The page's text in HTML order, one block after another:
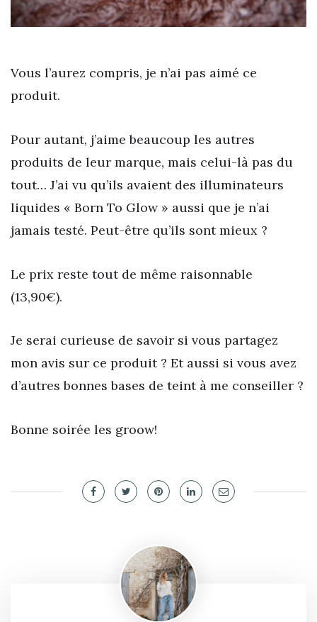
Vous l’aurez compris, je n’ai pas aimé ce
produit.
Pour autant, j’aime beaucoup les autres
produits de leur marque, mais celui-là pas du
tout… J’ai vu qu’ils avaient des illuminateurs
liquides « Born To Glow » aussi que je n’ai
jamais testé. Peut-être qu’ils sont mieux ?
Le prix reste tout de même raisonnable
(13,90€).
Je serai curieuse de savoir si vous partagez
mon avis sur ce produit ? Et aussi si vous avez
d’autres bonnes bases de teint à me conseiller ?
Bonne soirée les groow!